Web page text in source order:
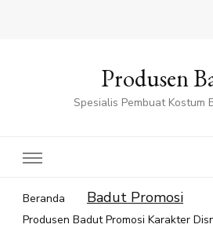
Produsen
Spesialis Pembuat Kostum
Beranda Badut Promosi
Produsen Badut Promosi Karakter